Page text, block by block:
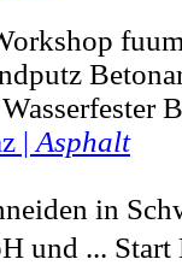
B
| Asphalt
in
und ...